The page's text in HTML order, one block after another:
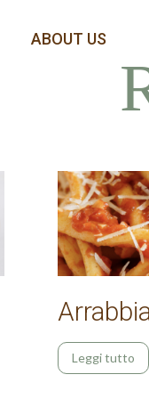
ABOUT US
Leggi tutto